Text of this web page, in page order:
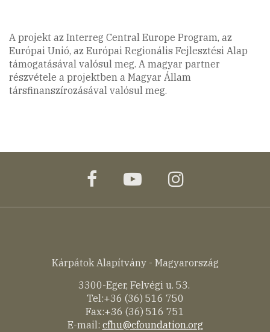
A projekt az Interreg Central Europe Program, az
Európai Unió, az Európai Regionális Fejlesztési Alap
támogatásával valósul meg. A magyar partner
részvétele a projektben a Magyar Állam
társfinanszírozásával valósul meg.
facebookyoutubeinstagram
Kárpátok Alapítvány - Magyarország
3300-Eger, Felvégi u. 53.
Tel:+36 (36) 516 750
Fax:+36 (36) 516 751
E-mail: cfhu@cfoundation.org